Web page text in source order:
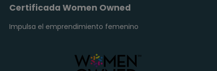
Certificada Women Owned
Impulsa el emprendimiento femenino